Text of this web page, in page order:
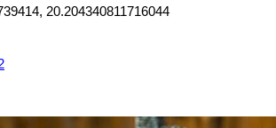
20.204340811716044